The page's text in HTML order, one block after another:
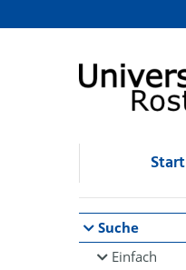
Browsen
direkt zum Inhalt
Start
Suche
Einfach